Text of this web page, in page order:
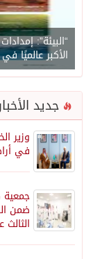
الأكبر عالميًا في
جديد
وزير
في
ضمن